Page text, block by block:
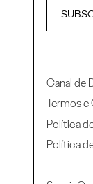
Canal de
Termos
Política
Política